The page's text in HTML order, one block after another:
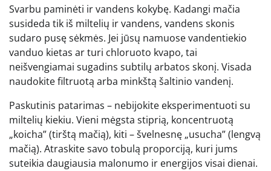
Svarbu paminėti ir vandens kokybę. Kadangi mačia
susideda tik iš miltelių ir vandens, vandens skonis
sudaro pusę sėkmės. Jei jūsų namuose vandentiekio
vanduo kietas ar turi chloruoto kvapo, tai
neišvengiamai sugadins subtilų arbatos skonį. Visada
naudokite filtruotą arba minkštą šaltinio vandenį.
Paskutinis patarimas – nebijokite eksperimentuoti su
miltelių kiekiu. Vieni mėgsta stiprią, koncentruotą
„koicha” (tirštą mačią), kiti – švelnesnę „usucha” (lengvą
mačią). Atraskite savo tobulą proporciją, kuri jums
suteikia daugiausia malonumo ir energijos visai dienai.